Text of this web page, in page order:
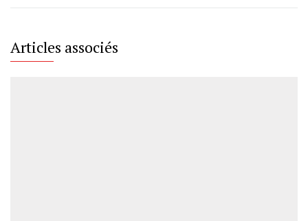
Articles associés